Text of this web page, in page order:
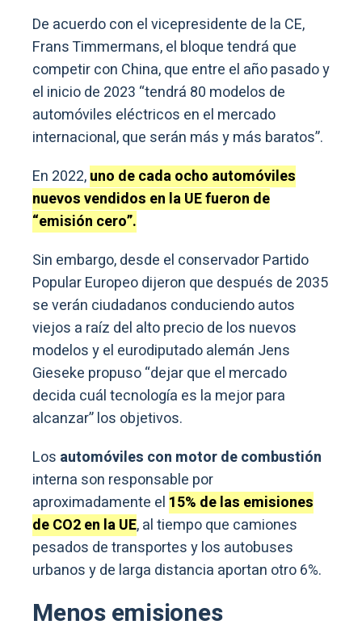
De acuerdo con el vicepresidente de la CE,
Frans Timmermans, el bloque tendrá que
competir con China, que entre el año pasado y
el inicio de 2023 “tendrá 80 modelos de
automóviles eléctricos en el mercado
internacional, que serán más y más baratos”.
En 2022,uno de cada ocho automóviles
nuevos vendidos en la UE fueron de
“emisión cero”.
Sin embargo, desde el conservador Partido
Popular Europeo dijeron que después de 2035
se verán ciudadanos conduciendo autos
viejos a raíz del alto precio de los nuevos
modelos y el eurodiputado alemán Jens
Gieseke propuso “dejar que el mercado
decida cuál tecnología es la mejor para
alcanzar” los objetivos.
Los automóviles con motor de combustión
interna son responsable por
aproximadamente el 15% de las emisiones
de CO2 en la UE, al tiempo que camiones
pesados de transportes y los autobuses
urbanos y de larga distancia aportan otro 6%.
Menos emisiones